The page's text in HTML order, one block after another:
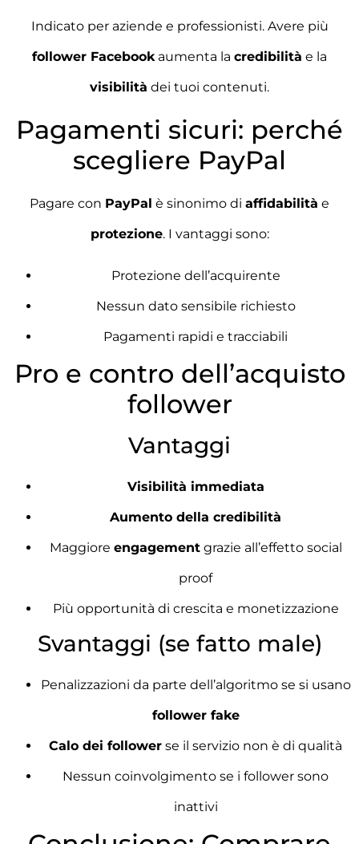
Indicato per aziende e professionisti. Avere più
follower Facebookaumenta la credibilità e la
visibilità dei tuoi contenuti.
Pagamenti sicuri: perché
scegliere PayPal
Pagare con PayPal è sinonimo di affidabilità e
protezione. I vantaggi sono:
Protezione dell’acquirente
Nessun dato sensibile richiesto
Pagamenti rapidi e tracciabili
Pro e contro dell’acquisto
follower
Vantaggi
Visibilità immediata
Aumento della credibilità
Maggiore engagementgrazie all’effetto social
proof
Più opportunità di crescita e monetizzazione
Svantaggi (se fatto male)
Penalizzazioni da parte dell’algoritmo se si usano
follower fake
Calo dei follower se il servizio non è di qualità
Nessun coinvolgimento se i follower sono
inattivi